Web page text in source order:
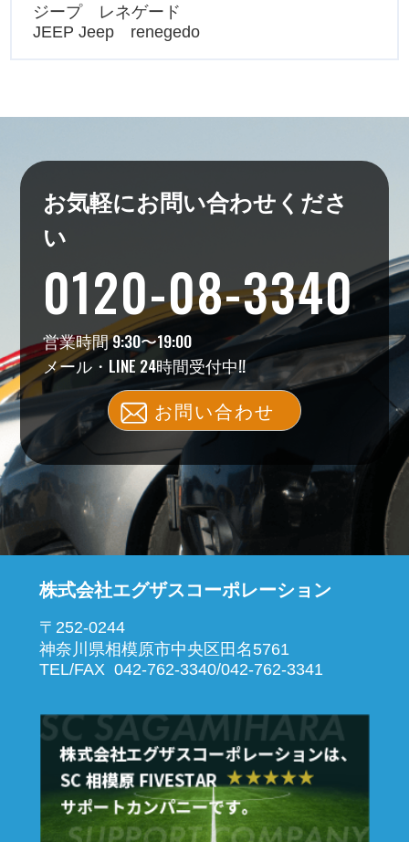
ジープ レネゲード
JEEP Jeep renegedo
お気軽にお問い合わせくださ
い
0120-08-3340
営業時間 9:30〜19:00
メール・LINE 24時間受付中!!
お問い合わせ
株式会社エグザスコーポレーション
〒252-0244
神奈川県相模原市中央区田名5761
TEL/FAX 042-762-3340/042-762-3341